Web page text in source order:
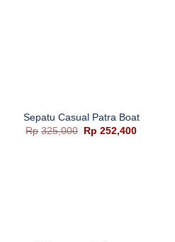
Sepatu Casual Patra Boat
Rp 325,000
Harga
aslinya
Rp 252,400Harga